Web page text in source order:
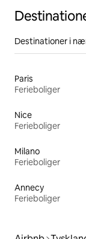
Destinationer i
Paris
Ferieboliger
Nice
Ferieboliger
Milano
Ferieboliger
Annecy
Ferieboliger